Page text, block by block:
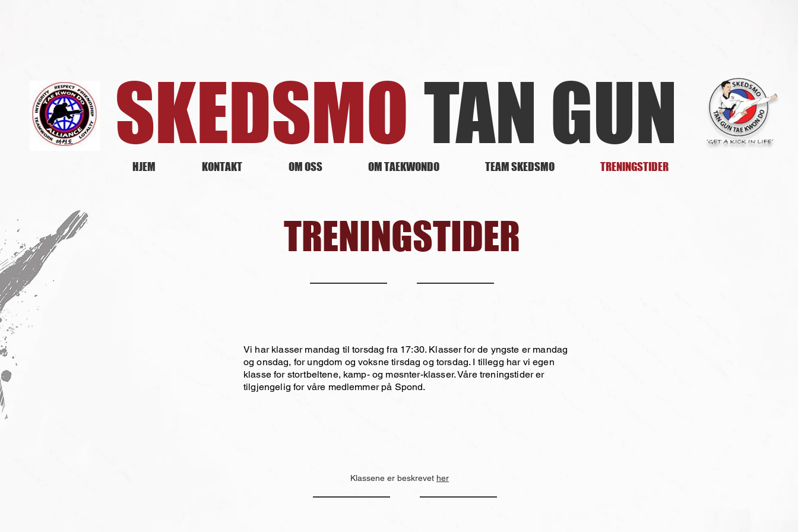
SKEDSMOTAN GUN
HJEM KONTAKT OM OSS OM TAEKWONDO TEAM SKEDSMO TRENINGSTIDER
TRENINGSTIDER
Vi har klasser mandag til torsdag fra 17:30. Klasser for de yngste er mandag
og onsdag, for ungdom og voksne tirsdag og torsdag. I tillegg har vi egen
klasse for stortbeltene, kamp- og møsnter-klasser. Våre treningstider er
tilgjengelig for våre medlemmer på Spond.
Klassene er beskrevet her